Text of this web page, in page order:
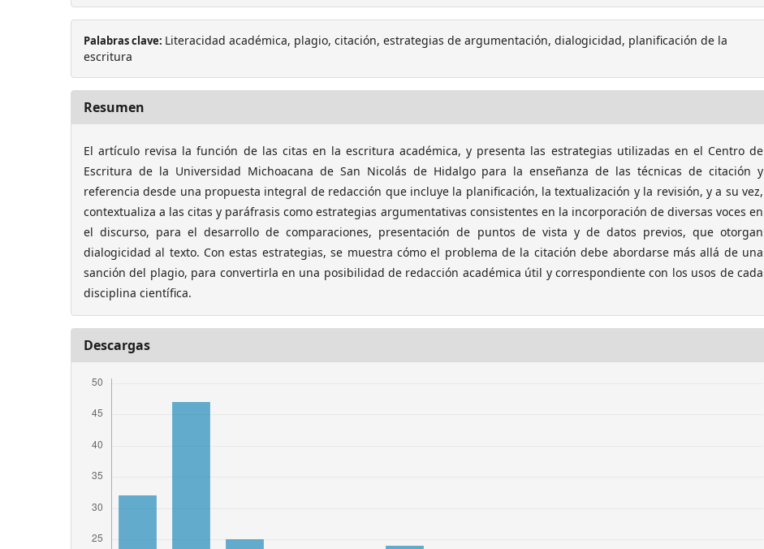
Palabras clave: Literacidad académica, plagio, citación, estrategias de argumentación, dialogicidad, planificación de la
escritura
Resumen
El artículo revisa la función de las citas en la escritura académica, y presenta las estrategias utilizadas en el Centro de
Escritura de la Universidad Michoacana de San Nicolás de Hidalgo para la enseñanza de las técnicas de citación y
referencia desde una propuesta integral de redacción que incluye la planificación, la textualización y la revisión, y a su vez,
contextualiza a las citas y paráfrasis como estrategias argumentativas consistentes en la incorporación de diversas voces en
el discurso, para el desarrollo de comparaciones, presentación de puntos de vista y de datos previos, que otorgan
dialogicidad al texto. Con estas estrategias, se muestra cómo el problema de la citación debe abordarse más allá de una
sanción del plagio, para convertirla en una posibilidad de redacción académica útil y correspondiente con los usos de cada
disciplina científica.
Descargas